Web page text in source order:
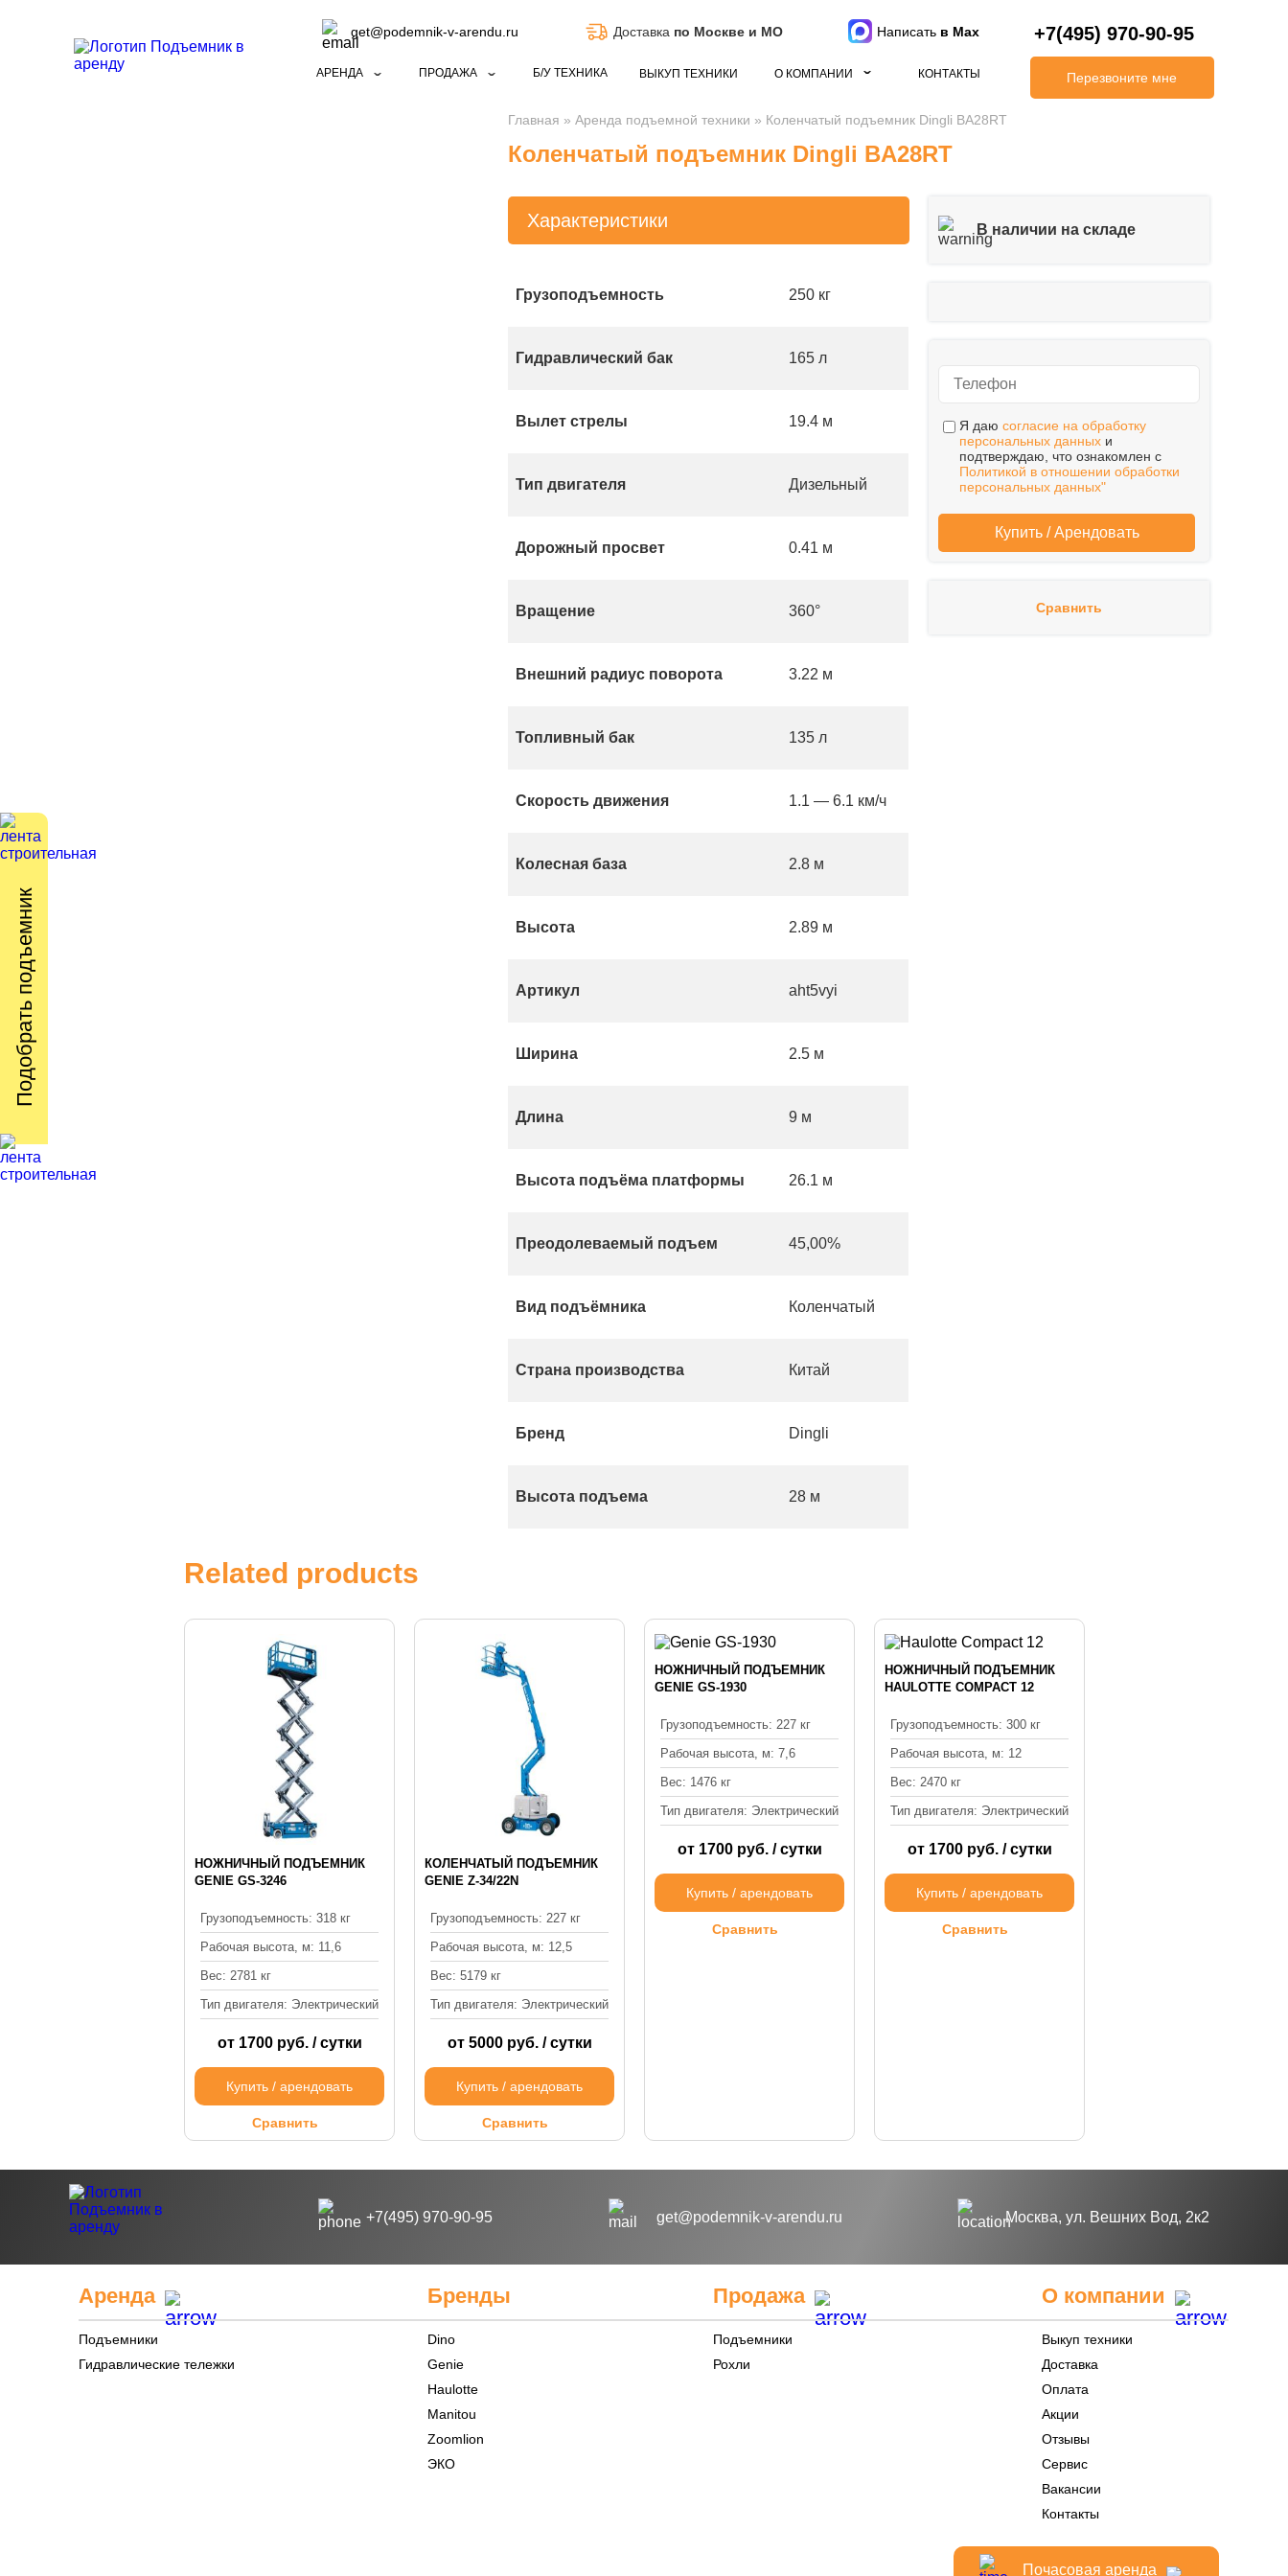
+7(495) 970-90-95
Перезвоните мне
АРЕНДА ПРОДАЖА Б/У ТЕХНИКА ВЫКУП ТЕХНИКИ О КОМПАНИИ КОНТАКТЫ
Доставка по Москве и МО Написать в Max
get@podemnik-v-arendu.ru
Главная »Аренда подъемной техники » Коленчатый подъемник Dingli BA28RT
Коленчатый подъемник Dingli BA28RT
Характеристики
Грузоподъемность 250 кг
Гидравлический бак 165 л
Вылет стрелы 19.4 м
Тип двигателя Дизельный
Дорожный просвет 0.41 м
Вращение 360°
Внешний радиус поворота 3.22 м
Топливный бак 135 л
Скорость движения 1.1 — 6.1 км/ч
Колесная база 2.8 м
Высота 2.89 м
Артикул aht5vyi
Ширина 2.5 м
Длина 9 м
Высота подъёма платформы 26.1 м
Преодолеваемый подъем 45,00%
Вид подъёмника Коленчатый
Страна производства Китай
Бренд Dingli
Высота подъема 28 м
В наличии на складе
Я даюсогласие на обработку
персональных данных и
подтверждаю, что ознакомлен с
Политикой в отношении обработки
персональных данных"
Сравнить
Related products
НОЖНИЧНЫЙ ПОДЪЕМНИК
GENIE GS-3246
Грузоподъемность: 318 кг
Рабочая высота, м: 11,6
Вес: 2781 кг
Тип двигателя: Электрический
от 1700 руб. / сутки
Купить / арендовать
Сравнить
КОЛЕНЧАТЫЙ ПОДЪЕМНИК
GENIE Z-34/22N
Грузоподъемность: 227 кг
Рабочая высота, м: 12,5
Вес: 5179 кг
Тип двигателя: Электрический
от 5000 руб. / сутки
Купить / арендовать
Сравнить
НОЖНИЧНЫЙ ПОДЪЕМНИК
GENIE GS-1930
Грузоподъемность: 227 кг
Рабочая высота, м: 7,6
Вес: 1476 кг
Тип двигателя: Электрический
от 1700 руб. / сутки
Купить / арендовать
Сравнить
НОЖНИЧНЫЙ ПОДЪЕМНИК
HAULOTTE COMPACT 12
Грузоподъемность: 300 кг
Рабочая высота, м: 12
Вес: 2470 кг
Тип двигателя: Электрический
от 1700 руб. / сутки
Купить / арендовать
Сравнить
+7(495) 970-90-95 get@podemnik-v-arendu.ru Москва, ул. Вешних Вод, 2к2
Аренда
Почасовая аренда
Подъемники
Гидравлические тележки
Бренды
Dino
Genie
Haulotte
Manitou
Zoomlion
ЭКО
Продажа
Подъемники
Рохли
О компании
Выкуп техники
Доставка
Оплата
Акции
Отзывы
Сервис
Вакансии
Контакты
Подобрать подъемник